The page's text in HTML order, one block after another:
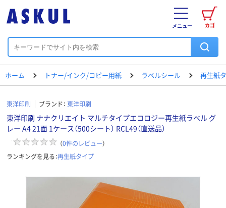
カゴ
メニュー
ホーム トナー/インク/コピー用紙 ラベルシール 再生紙
東洋印刷 ブランド： 東洋印刷
東洋印刷 ナナクリエイト マルチタイプエコロジー再生紙ラベル グ
レー A4 21面 1ケース（500シート） RCL49（直送品）
（0件のレビュー）
ランキングを見る：再生紙タイプ